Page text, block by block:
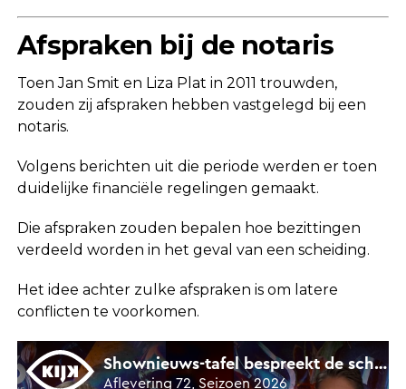
Afspraken bij de notaris
Toen Jan Smit en Liza Plat in 2011 trouwden,
zouden zij afspraken hebben vastgelegd bij een
notaris.
Volgens berichten uit die periode werden er toen
duidelijke financiële regelingen gemaakt.
Die afspraken zouden bepalen hoe bezittingen
verdeeld worden in het geval van een scheiding.
Het idee achter zulke afspraken is om latere
conflicten te voorkomen.